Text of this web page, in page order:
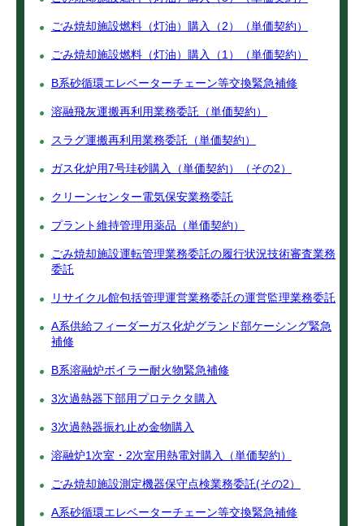
ごみ焼却施設燃料（灯油）購入（2）（単価契約）
ごみ焼却施設燃料（灯油）購入（1）（単価契約）
B系砂循環エレベーターチェーン等交換緊急補修
溶融飛灰運搬再利用業務委託（単価契約）
スラグ運搬再利用業務委託（単価契約）
ガス化炉用7号珪砂購入（単価契約）（その2）
クリーンセンター電気保安業務委託
プラント維持管理用薬品（単価契約）
ごみ焼却施設運転管理業務委託の履行状況技術審査業務
委託
リサイクル館包括管理運営業務委託の運営監理業務委託
A系供給フィーダーガス化炉グランド部ケーシング緊急
補修
B系溶融炉ボイラー耐火物緊急補修
3次過熱器下部用プロテクタ購入
3次過熱器振れ止め金物購入
溶融炉1次室・2次室用熱電対購入（単価契約）
ごみ焼却施設測定機器保守点検業務委託(その2）
A系砂循環エレベーターチェーン等交換緊急補修